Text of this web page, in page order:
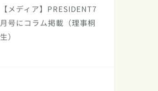
【メディア】PRESIDENT7
月号にコラム掲載（理事桐
生）